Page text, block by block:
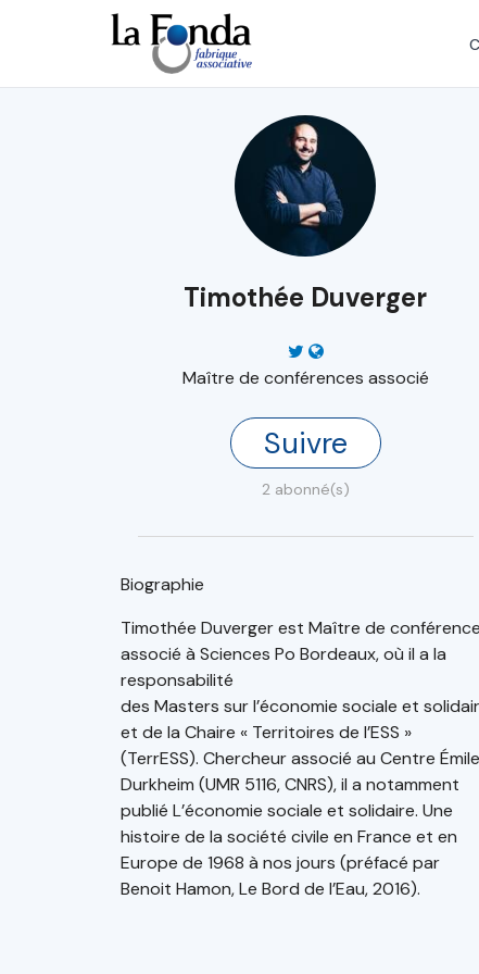
principal
Timothée Duverger
Maître de conférences associé
Suivre
2 abonné(s)
Biographie
Timothée Duverger est Maître de
associé à Sciences Po Bordeaux, où il a la
responsabilité
des Masters sur l’économie sociale et
et de la Chaire « Territoires de l’ESS »
(TerrESS). Chercheur associé au Centre Émile
Durkheim (UMR 5116, CNRS), il a notamment
publié L’économie sociale et solidaire. Une
histoire de la société civile en France et en
Europe de 1968 à nos jours (préfacé par
Benoit Hamon, Le Bord de l’Eau, 2016).